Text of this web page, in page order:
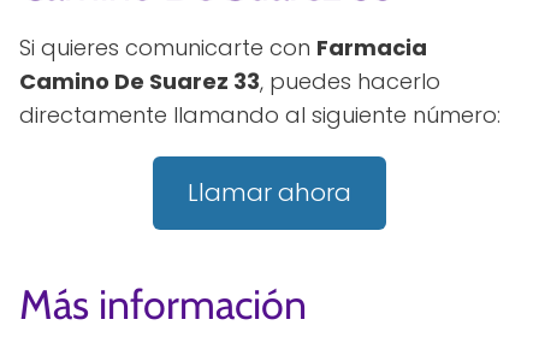
Si quieres comunicarte con Farmacia
Camino De Suarez 33, puedes hacerlo
directamente llamando al siguiente número:
Llamar ahora
Más información